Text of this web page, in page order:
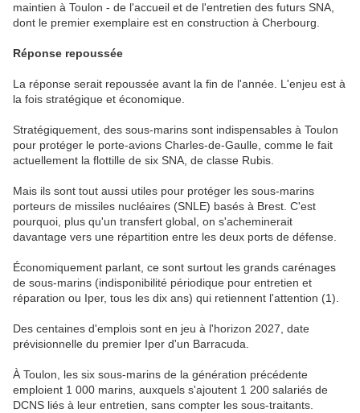
maintien à Toulon - de l'accueil et de l'entretien des futurs SNA,
dont le premier exemplaire est en construction à Cherbourg.
Réponse repoussée
La réponse serait repoussée avant la fin de l'année. L'enjeu est à
la fois stratégique et économique.
Stratégiquement, des sous-marins sont indispensables à Toulon
pour protéger le porte-avions Charles-de-Gaulle, comme le fait
actuellement la flottille de six SNA, de classe Rubis.
Mais ils sont tout aussi utiles pour protéger les sous-marins
porteurs de missiles nucléaires (SNLE) basés à Brest. C'est
pourquoi, plus qu'un transfert global, on s'acheminerait
davantage vers une répartition entre les deux ports de défense.
Économiquement parlant, ce sont surtout les grands carénages
de sous-marins (indisponibilité périodique pour entretien et
réparation ou Iper, tous les dix ans) qui retiennent l'attention (1).
Des centaines d'emplois sont en jeu à l'horizon 2027, date
prévisionnelle du premier Iper d'un Barracuda.
À Toulon, les six sous-marins de la génération précédente
emploient 1 000 marins, auxquels s'ajoutent 1 200 salariés de
DCNS liés à leur entretien, sans compter les sous-traitants.